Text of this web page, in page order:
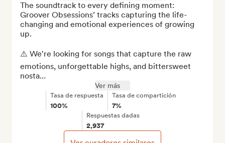
The soundtrack to every defining moment:
Groover Obsessions’ tracks capturing the life-
changing and emotional experiences of growing
up.
⚠️ We're looking for songs that capture the raw
emotions, unforgettable highs, and bittersweet
nosta...
Ver más
Tasa de respuesta
100%
Tasa de compartición
7%
Respuestas dadas
2,937